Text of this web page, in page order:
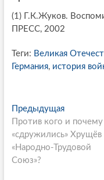
(1) Г.К.Жуков.
ПРЕСС, 2002
Теги: Великая
Германия, история
P
o
s
t
ПредыдущаяП
р
е
д
Против кого и почему
«сдружились» Хрущёв
«Народно-Трудовой
Союз»?